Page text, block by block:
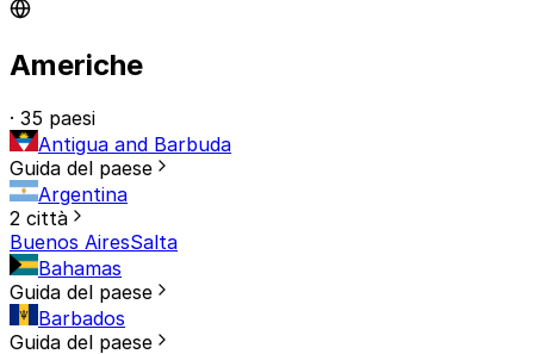
Americhe
· 35 paesi
Antigua and Barbuda
Guida del paese
Argentina
2 città
Buenos AiresSalta
Bahamas
Guida del paese
Barbados
Guida del paese